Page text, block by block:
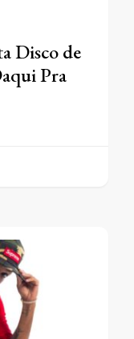
Disco de
Pra